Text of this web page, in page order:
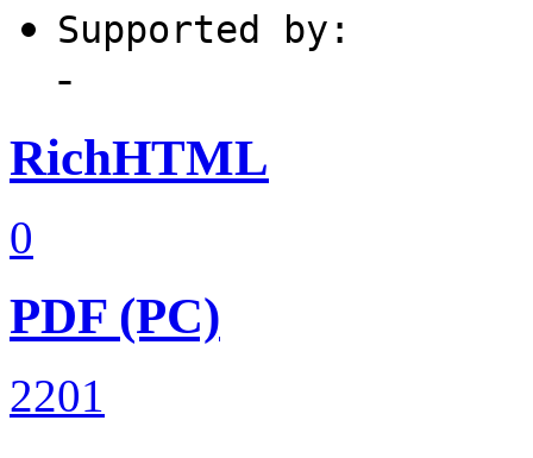
Supported by:
-
RichHTML
0
PDF (PC)
2201